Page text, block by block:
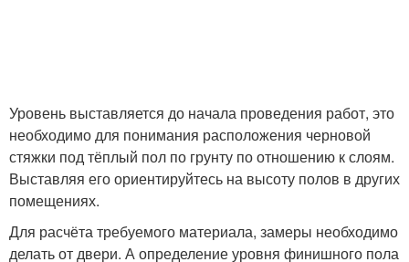
Уровень выставляется до начала проведения работ, это
необходимо для понимания расположения черновой
стяжки под тёплый пол по грунту по отношению к слоям.
Выставляя его ориентируйтесь на высоту полов в других
помещениях.
Для расчёта требуемого материала, замеры необходимо
делать от двери. А определение уровня финишного пола